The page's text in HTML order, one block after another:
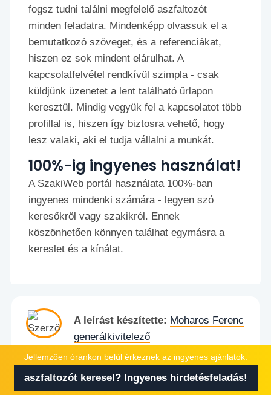
fogsz tudni találni megfelelő aszfaltozót
minden feladatra. Mindenképp olvassuk el a
bemutatkozó szöveget, és a referenciákat,
hiszen ez sok mindent elárulhat. A
kapcsolatfelvétel rendkívül szimpla - csak
küldjünk üzenetet a lent található űrlapon
keresztül. Mindig vegyük fel a kapcsolatot több
profillal is, hiszen így biztosra vehető, hogy
lesz valaki, aki el tudja vállalni a munkát.
100%-ig ingyenes használat!
A SzakiWeb portál használata 100%-ban
ingyenes mindenki számára - legyen szó
keresőkről vagy szakikról. Ennek
köszönhetően könnyen találhat egymásra a
kereslet és a kínálat.
A leírást készítette: Moharos Ferenc
generálkivitelező
Szakértője az építőiparinak és
Jellemzően óránkon belül érkeznek az ingyenes ajánlatok.
aszfaltozót keresel? Ingyenes hirdetésfeladás!